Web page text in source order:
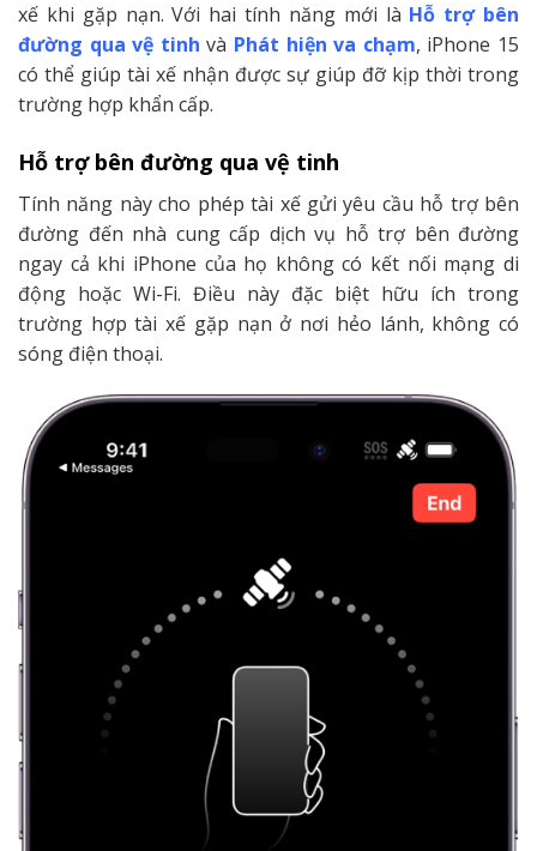
xế khi gặp nạn. Với hai tính năng mới là Hỗ trợ bên
đường qua vệ tinh và Phát hiện va chạm, iPhone 15
có thể giúp tài xế nhận được sự giúp đỡ kịp thời trong
trường hợp khẩn cấp.
Hỗ trợ bên đường qua vệ tinh
Tính năng này cho phép tài xế gửi yêu cầu hỗ trợ bên
đường đến nhà cung cấp dịch vụ hỗ trợ bên đường
ngay cả khi iPhone của họ không có kết nối mạng di
động hoặc Wi-Fi. Điều này đặc biệt hữu ích trong
trường hợp tài xế gặp nạn ở nơi hẻo lánh, không có
sóng điện thoại.